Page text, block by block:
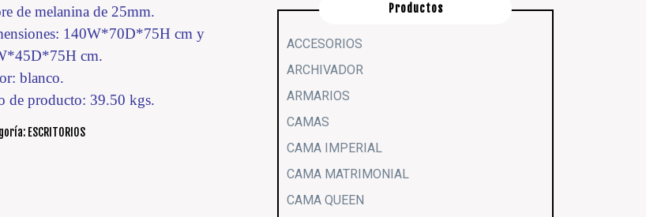
de melanina de 25mm.
140W*70D*75H cm y
cm.
blanco.
de producto: 39.50 kgs.
ESCRITORIOS
Productos
ACCESORIOS
ARCHIVADOR
ARMARIOS
CAMAS
CAMA IMPERIAL
CAMA MATRIMONIAL
CAMA QUEEN